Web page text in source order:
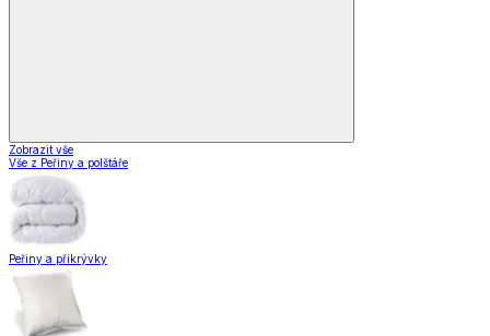
Zobrazit vše
Vše z Peřiny a polštáře
Peřiny a přikrývky